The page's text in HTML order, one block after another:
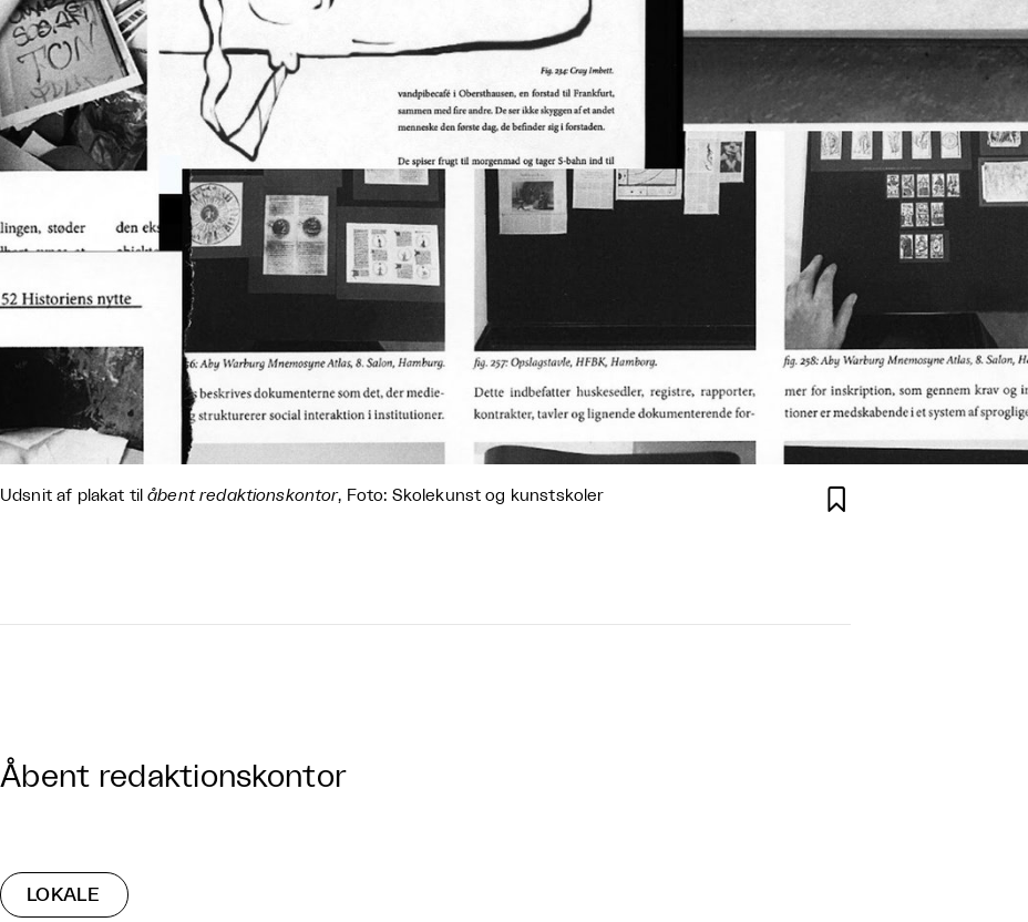
Udsnit af plakat tilåbent redaktionskontor, Foto: Skolekunst og kunstskoler 
Åbent redaktionskontor
LOKALE